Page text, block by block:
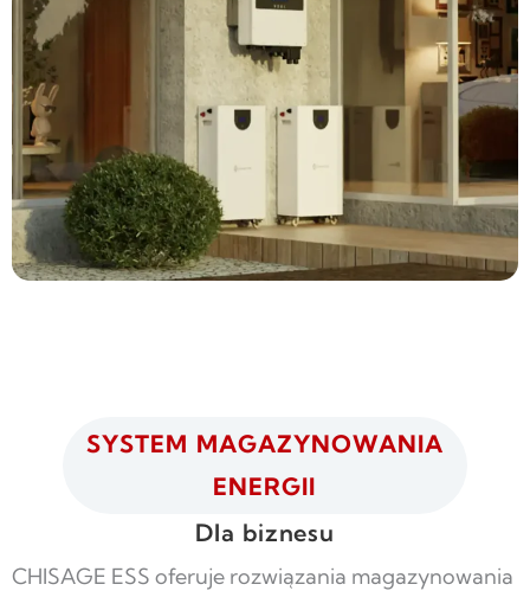
SYSTEM MAGAZYNOWANIA
ENERGII
Dla biznesu
CHISAGE ESS oferuje rozwiązania magazynowania